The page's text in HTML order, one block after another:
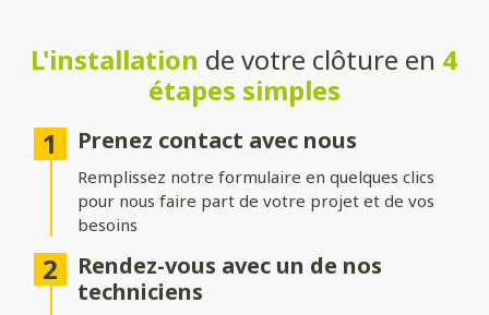
: moderne, léger et résistant à la corrosion.
Composite
d’entretien.
: économique, durable et facile à entretenir.
Bois: naturel et chaleureux, idéal pour un extérieur
authentique.
: robuste et contemporain, avec une touche minérale.
L'installation de votre clôture en 4
étapes simples
Prenez contact avec nous
Remplissez notre formulaire en quelques clics
pour nous faire part de votre projet et de vos
besoins
Rendez-vous avec un de nos
techniciens